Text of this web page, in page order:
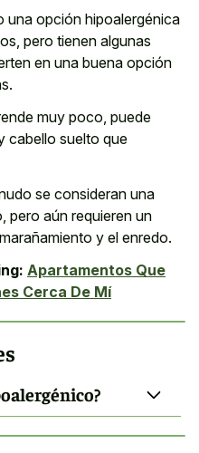
una opción hipoalergénica
pero tienen algunas
en una buena opción
muy poco, puede
cabello suelto que
se consideran una
pero aún requieren un
y el enredo.
Apartamentos Que
Cerca De Mí